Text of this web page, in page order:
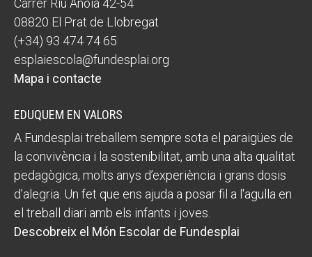
Carrer Riu Anoia 42-54
08820 El Prat de Llobregat
(+34) 93 474 74 65
esplaiescola@fundesplai.org
Mapa i contacte
EDUQUEM EN VALORS
A Fundesplai treballem sempre sota el paraigües de
la convivència i la sostenibilitat, amb una alta qualitat
pedagògica, molts anys d’experiència i grans dosis
d’alegria. Un fet que ens ajuda a posar fil a l'agulla en
el treball diari amb els infants i joves.
Descobreix el Món Escolar de Fundesplai